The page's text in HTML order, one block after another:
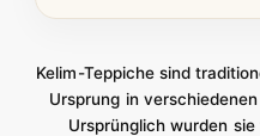
Kelim-Teppiche sind
Ursprung in
Ursprünglich wurden